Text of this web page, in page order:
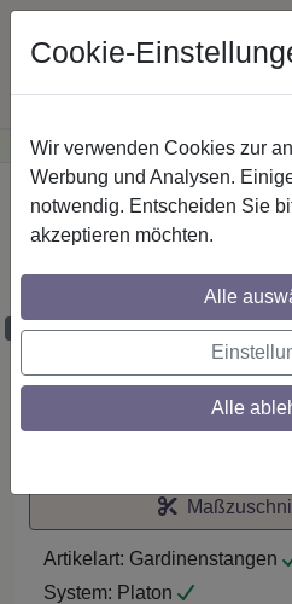
Günstige Versandkosten
Startseite
Stilg. 20 mm 2-lfg.
Schwarz/Chrom
Maßzuschnitt möglich
Artikelart: Gardinenstangen
System: Platon
Cookie-
Wir verwenden Cookies zur
Werbung und Analysen.
notwendig. Entscheiden Sie
akzeptieren möchten.
Alle
Alle